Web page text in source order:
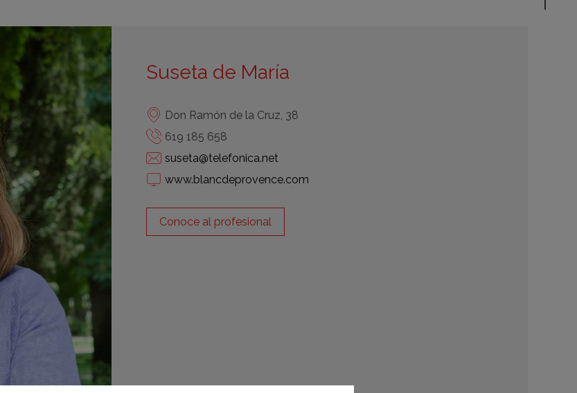
Suseta de María
Don Ramón de la Cruz, 38
619 185 658
suseta@telefonica.net
www.blancdeprovence.com
Conoce al profesional